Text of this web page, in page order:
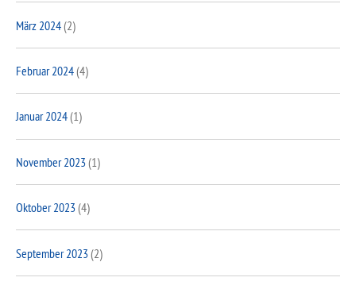
März 2024(2)
Februar 2024(4)
Januar 2024(1)
November 2023(1)
Oktober 2023(4)
September 2023(2)